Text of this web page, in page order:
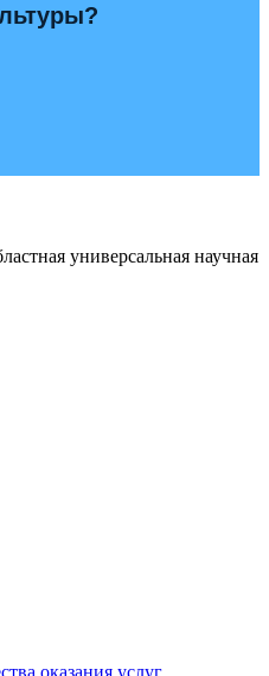
универсальная научная